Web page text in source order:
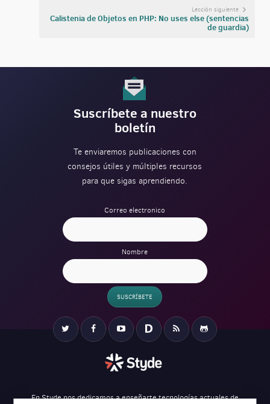
Lección siguiente
Calistenia de Objetos en PHP: No uses else (sentencias
de guardia)
Suscríbete a nuestro
boletín
Te enviaremos publicaciones con
consejos útiles y múltiples recursos
para que sigas aprendiendo.
Correo electronico
Nombre
SUSCRÍBETE
Verification
FacebookYouTube
En Styde nos dedicamos a enseñarte tecnologías actuales de